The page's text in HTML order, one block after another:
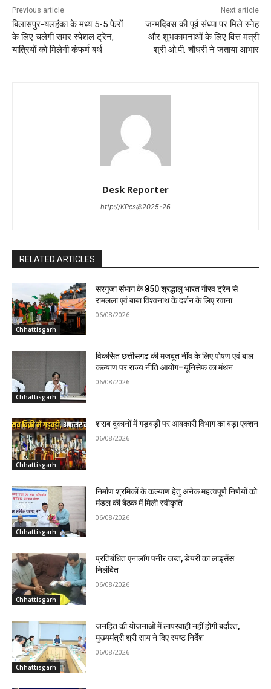
Previous article
बिलासपुर-यलहंका के मध्य 5-5 फेरों
के लिए चलेगी समर स्पेशल ट्रेन,
यात्रियों को मिलेगी कंफर्म बर्थ
Next article
जन्मदिवस की पूर्व संध्या पर मिले स्नेह
और शुभकामनाओं के लिए वित्त मंत्री
श्री ओ.पी. चौधरी ने जताया आभार
Desk Reporter
http://KPcs@2025-26
RELATED ARTICLES
Chhattisgarh
सरगुजा संभाग के 850 श्रद्धालु भारत गौरव ट्रेन से
रामलला एवं बाबा विश्वनाथ के दर्शन के लिए रवाना
06/08/2026
Chhattisgarh
विकसित छत्तीसगढ़ की मजबूत नींव के लिए पोषण एवं बाल
कल्याण पर राज्य नीति आयोग–यूनिसेफ का मंथन
06/08/2026
Chhattisgarh
शराब दुकानों में गड़बड़ी पर आबकारी विभाग का बड़ा एक्शन
06/08/2026
Chhattisgarh
निर्माण श्रमिकों के कल्याण हेतु अनेक महत्वपूर्ण निर्णयों को
मंडल की बैठक में मिली स्वीकृति
06/08/2026
Chhattisgarh
प्रतिबंधित एनालॉग पनीर जब्त, डेयरी का लाइसेंस
निलंबित
06/08/2026
Chhattisgarh
जनहित की योजनाओं में लापरवाही नहीं होगी बर्दाश्त,
मुख्यमंत्री श्री साय ने दिए स्पष्ट निर्देश
06/08/2026